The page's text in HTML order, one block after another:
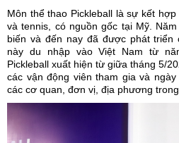
Môn thể thao Pickleball là sự kết
và tennis, có nguồn gốc tại Mỹ.
biến và đến nay đã được phát
này du nhập vào Việt Nam từ
Pickleball xuất hiện từ giữa tháng 5/
các vận động viên tham gia và
các cơ quan, đơn vị, địa phương trong